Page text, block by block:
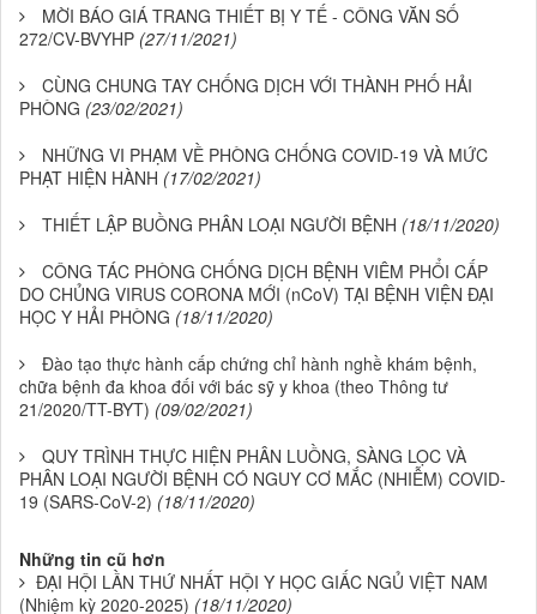
MỜI BÁO GIÁ TRANG THIẾT BỊ Y TẾ - CÔNG VĂN SỐ
272/CV-BVYHP (27/11/2021)
CÙNG CHUNG TAY CHỐNG DỊCH VỚI THÀNH PHỐ HẢI
PHÒNG (23/02/2021)
NHỮNG VI PHẠM VỀ PHÒNG CHỐNG COVID-19 VÀ MỨC
PHẠT HIỆN HÀNH (17/02/2021)
THIẾT LẬP BUỒNG PHÂN LOẠI NGƯỜI BỆNH (18/11/2020)
CÔNG TÁC PHÒNG CHỐNG DỊCH BỆNH VIÊM PHỔI CẤP
DO CHỦNG VIRUS CORONA MỚI (nCoV) TẠI BỆNH VIỆN ĐẠI
HỌC Y HẢI PHÒNG (18/11/2020)
Đào tạo thực hành cấp chứng chỉ hành nghề khám bệnh,
chữa bệnh đa khoa đối với bác sỹ y khoa (theo Thông tư
21/2020/TT-BYT) (09/02/2021)
QUY TRÌNH THỰC HIỆN PHÂN LUỒNG, SÀNG LỌC VÀ
PHÂN LOẠI NGƯỜI BỆNH CÓ NGUY CƠ MẮC (NHIỄM) COVID-
19 (SARS-CoV-2) (18/11/2020)
Những tin cũ hơn
ĐẠI HỘI LẦN THỨ NHẤT HỘI Y HỌC GIẤC NGỦ VIỆT NAM
(Nhiệm kỳ 2020-2025) (18/11/2020)